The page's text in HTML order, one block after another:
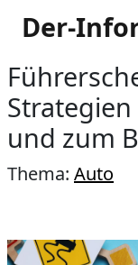
Der-
und zum
Thema: Auto